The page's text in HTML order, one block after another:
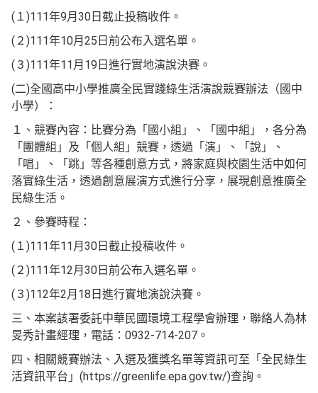
(１)111年9月30日截止投稿收件。
(２)111年10月25日前公布入選名單。
(３)111年11月19日進行實地演說決賽。
(二)全國高中小學推廣全民實踐綠生活演說競賽辦法（國中
小學）：
１、競賽內容：比賽分為「國小組」、「國中組」，各分為
「團體組」及「個人組」競賽，透過「演」、「說」、
「唱」、「跳」等各種創意方式，將家庭與校園生活中如何
落實綠生活，透過創意展演方式進行分享，展現創意推廣全
民綠生活。
２、參賽時程：
(１)111年11月30日截止投稿收件。
(２)111年12月30日前公布入選名單。
(３)112年2月18日進行實地演說決賽。
三、本案該署委託中華民國環境工程學會辦理，聯絡人為林
旻秀計畫經理，電話：0932-714-207。
四、相關競賽辦法、入選及獲獎名單等資訊可至「全民綠生
活資訊平台」(https://greenlife.epa.gov.tw/)查詢。